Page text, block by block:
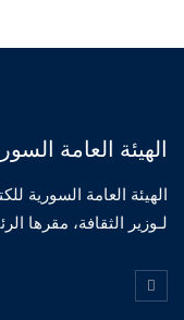
الهيئة العامة
الهيئة العامة السورية
لـوزير الثقافة، مقرها